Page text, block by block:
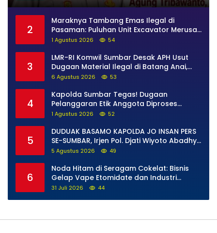
2
Maraknya Tambang Emas Ilegal di
Pasaman: Puluhan Unit Excavator Merusak
Alam, di Kawasan Muaro Sungai Lolo
1 Agustus 2026 54
3
LMR-RI Komwil Sumbar Desak APH Usut
Dugaan Material Ilegal di Batang Anai,
Dugaan Keterkaitan PT UHA Diminta
6 Agustus 2026 53
4
Kapolda Sumbar Tegas! Dugaan
Pelanggaran Etik Anggota Diproses
Tanpa Pandang Bulu, Sidang Etik AKBP F
1 Agustus 2026 52
5
DUDUAK BASAMO KAPOLDA JO INSAN PERS
SE-SUMBAR, Irjen Pol. Djati Wiyoto Abadhy
Tegaskan Tak Ada Ruang bagi Pelanggar
5 Agustus 2026 49
6
Noda Hitam di Seragam Cokelat: Bisnis
Gelap Vape Etomidate dan Industri
Pemerasan di Jantung Kepolisian
31 Juli 2026 44